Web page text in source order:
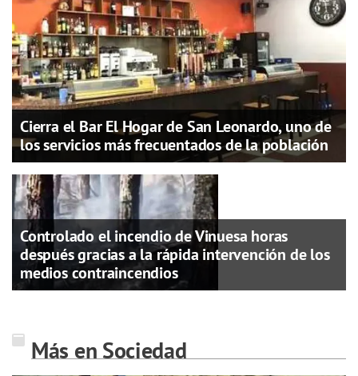
Cierra el Bar El Hogar de San Leonardo, uno de
los servicios más frecuentados de la población
Controlado el incendio de Vinuesa horas
después gracias a la rápida intervención de los
medios contraincendios
Más en Sociedad